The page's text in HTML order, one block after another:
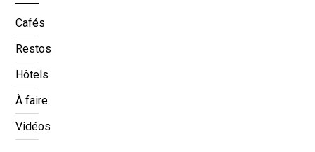
Cafés
Restos
Hôtels
À faire
Vidéos